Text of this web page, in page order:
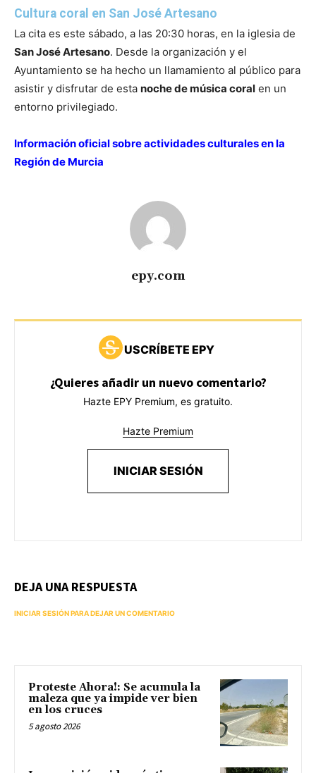
Cultura coral en San José Artesano
La cita es este sábado, a las 20:30 horas, en la iglesia de
San José Artesano. Desde la organización y el
Ayuntamiento se ha hecho un llamamiento al público para
asistir y disfrutar de esta noche de música coral en un
entorno privilegiado.
Información oficial sobre actividades culturales en la
Región de Murcia
epy.com
USCRÍBETE EPY
¿Quieres añadir un nuevo comentario?
Hazte EPY Premium, es gratuito.
Hazte Premium
INICIAR SESIÓN
DEJA UNA RESPUESTA
INICIAR SESIÓN PARA DEJAR UN COMENTARIO
Proteste Ahora!: Se acumula la
maleza que ya impide ver bien
en los cruces
5 agosto 2026